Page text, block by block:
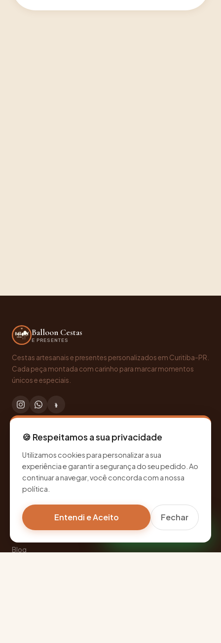
Balloon Cestas
E PRESENTES
Cestas artesanais e presentes personalizados em Curitiba-PR.
Cada peça montada com carinho para marcar momentos
únicos e especiais.
NAVEGAÇÃO
Categorias
Sobre nós
Termos e condições
Blog
🍪 Respeitamos a sua privacidade
Utilizamos cookies para personalizar a sua
experiência e garantir a segurança do seu pedido. Ao
continuar a navegar, você concorda com a nossa
política.
Entendi e Aceito Fechar
Falar pelo WhatsApp